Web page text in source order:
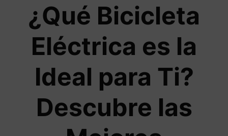
¿Qué Bicicleta
Eléctrica es la
Ideal para Ti?
Descubre las